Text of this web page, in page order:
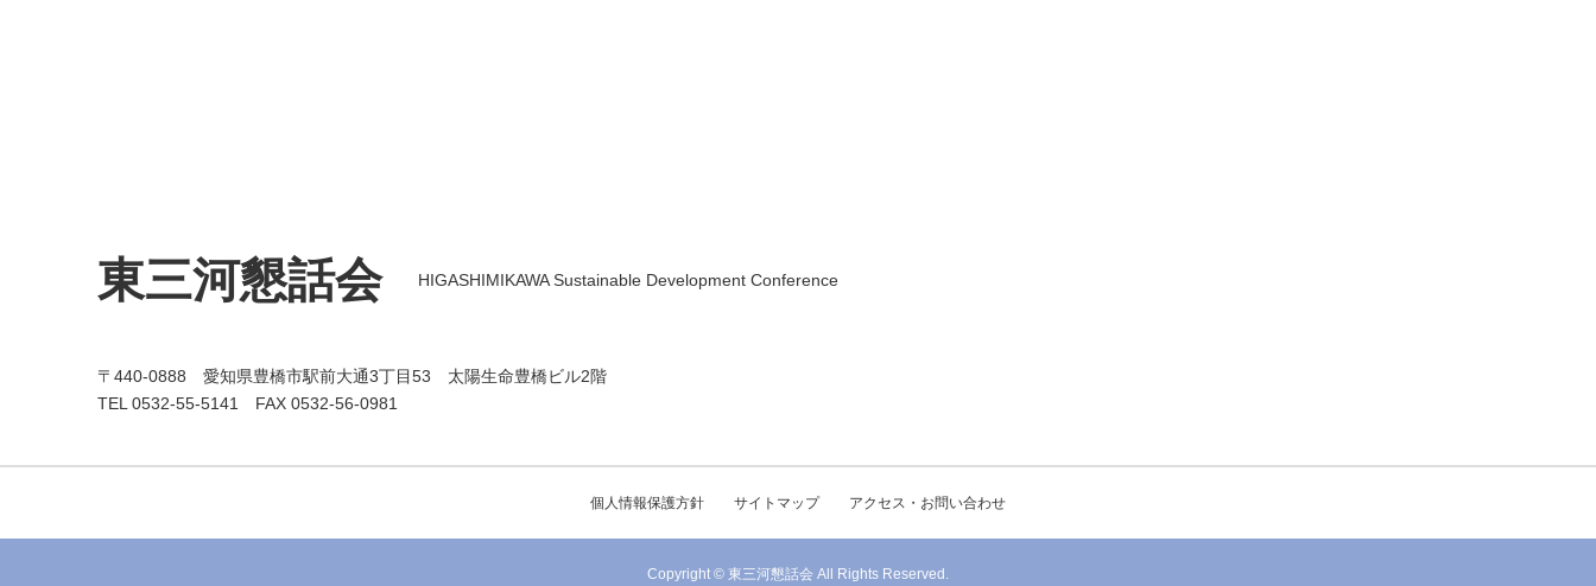
東三河懇話会 HIGASHIMIKAWA Sustainable Development Conference
〒440-0888 愛知県豊橋市駅前大通3丁目53 太陽生命豊橋ビル2階
TEL 0532-55-5141 FAX 0532-56-0981
個人情報保護方針 サイトマップ アクセス・お問い合わせ
Copyright © 東三河懇話会 All Rights Reserved.